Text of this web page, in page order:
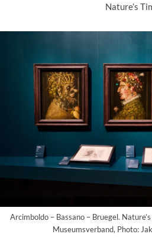
Nature’s
Arcimboldo – Bassano – Bruegel.
Museumsverband, Photo: